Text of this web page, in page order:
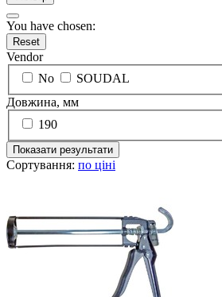
You have chosen:
Reset
Vendor
No
SOUDAL
Довжина, мм
190
Показати результати
Сортування: по ціні